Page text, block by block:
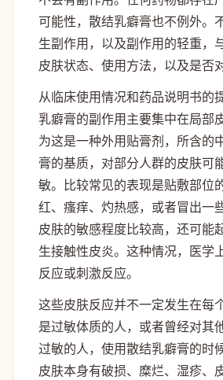
可能性，散结乳癖膏也不例外。
生副作用，以及副作用的轻重，
皮肤状态、使用方法，以及是否
从临床使用情况和药品说明书的
乳癖膏的副作用主要集中在局部
为这是一种外用贴膏剂，所含的
膏的基质，对部分人群的皮肤可
敏。比较常见的表现是贴敷部位
红、瘙痒、灼热感，或者冒出一
皮肤的敏感程度比较高，还可能
生接触性皮炎。这种情况，医学
反应或刺激反应。
这些皮肤反应并不一定发生在每
是过敏体质的人，或者曾经对其
过敏的人，使用散结乳癖膏的时
皮肤本身有破损、糜烂、湿疹、